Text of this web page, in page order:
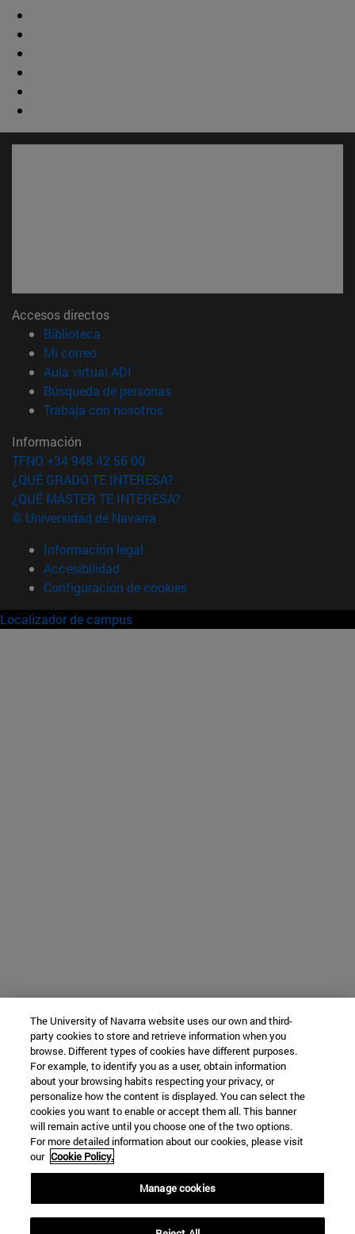
Accesos directos
Biblioteca
Mi correo(abre en nueva ventana)
Aula virtual ADI
Búsqueda de personas(abre en nueva ventana)
Trabaja con nosotros(abre en nueva ventana)
Información
TFNO +34 948 42 56 00
¿QUÉ GRADO TE INTERESA?
¿QUÉ MÁSTER TE INTERESA?
© Universidad de Navarra
Información legal
Accesibilidad
Configuración de cookies
Localizador de campus
The University of Navarra website uses our own and third-
party cookies to store and retrieve information when you
browse. Different types of cookies have different purposes.
For example, to identify you as a user, obtain information
about your browsing habits respecting your privacy, or
personalize how the content is displayed. You can select the
cookies you want to enable or accept them all. This banner
will remain active until you choose one of the two options.
For more detailed information about our cookies, please visit
our Cookie Policy.
Manage cookies